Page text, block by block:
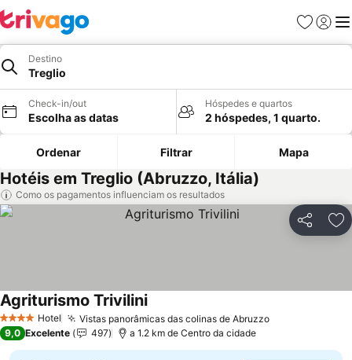
Favoritos
Iniciar
Destino
Treglio
Check-in/out
Escolha as datas
Hóspedes e quartos
2 hóspedes, 1 quarto.
Ordenar Filtrar Mapa
Hotéis em Treglio (Abruzzo, Itália)
Como os pagamentos influenciam os resultados
Partilhar
4 EstrelasHotel Vistas panorâmicas das colinas de Abruzzo
Agriturismo Trivilini
9,0 Excelente 497 a 1.2 km de Centro da cidade